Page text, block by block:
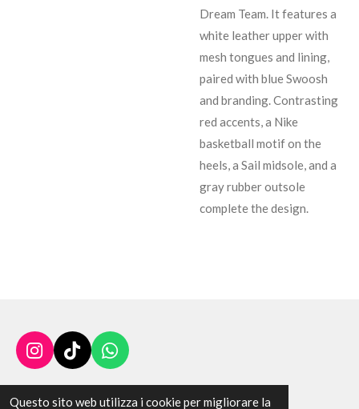
Questo sito web utilizza i cookie per migliorare la
Dream Team. It features a
white leather upper with
mesh tongues and lining,
paired with blue Swoosh
and branding. Contrasting
red accents, a Nike
basketball motif on the
heels, a Sail midsole, and a
gray rubber outsole
complete the design.
I
n
T
i
W
h